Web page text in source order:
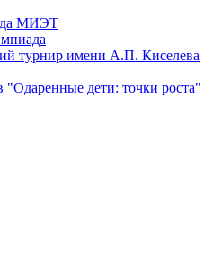
МИЭТ
турнир имени А.П. Киселева
"Одаренные дети: точки роста"